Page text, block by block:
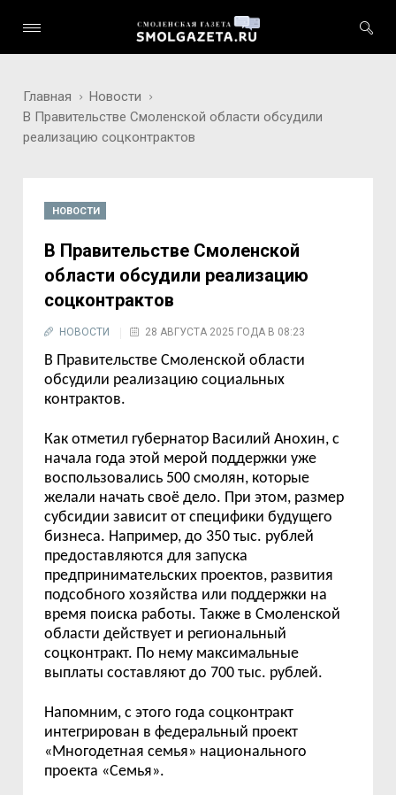
Главная
Новости
В Правительстве Смоленской области обсудили
реализацию соцконтрактов
НОВОСТИ
В Правительстве Смоленской
области обсудили реализацию
соцконтрактов
НОВОСТИ 28 АВГУСТА 2025 ГОДА В 08:23
В Правительстве Смоленской области
обсудили реализацию социальных
контрактов.
Как отметил губернатор Василий Анохин, с
начала года этой мерой поддержки уже
воспользовались 500 смолян, которые
желали начать своё дело. При этом, размер
субсидии зависит от специфики будущего
бизнеса. Например, до 350 тыс. рублей
предоставляются для запуска
предпринимательских проектов, развития
подсобного хозяйства или поддержки на
время поиска работы.Также в Смоленской
области действует и региональный
соцконтракт. По нему максимальные
выплаты составляют до 700 тыс. рублей.
Напомним, с этого годасоцконтракт
интегрирован в федеральный проект
«Многодетная семья» национального
проекта «Семья».